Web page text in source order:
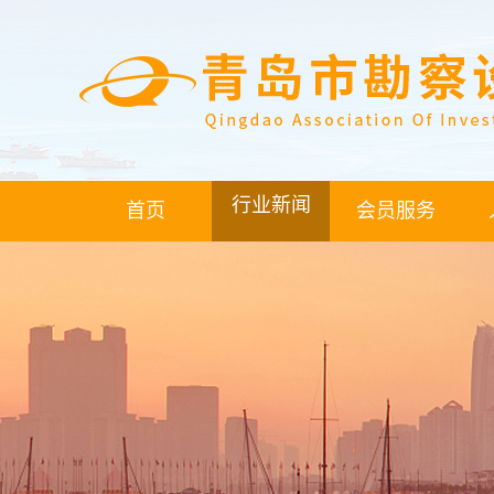
首页 行业新闻 会员服务